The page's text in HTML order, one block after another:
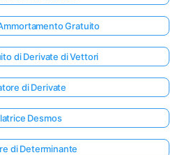
Gratuito
di Derivate di Vettori
di Derivate
Desmos
di Determinante